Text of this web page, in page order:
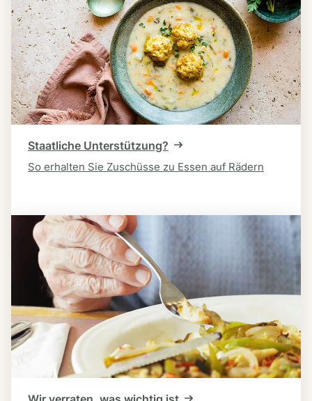
Staatliche Unterstützung?
So erhalten Sie Zuschüsse zu Essen auf Rädern